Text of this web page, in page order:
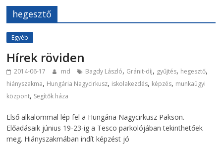
hegesztő
Egyéb
Hírek röviden
2014-06-17 md Bagdy László, Gránit-díj, gyűjtés, hegesztő,
hiányszakma, Hungária Nagycirkusz, iskolakezdés, képzés, munkaügyi
központ, Segítők háza
Első alkalommal lép fel a Hungária Nagycirkusz Pakson.
Előadásaik június 19-23-ig a Tesco parkolójában tekinthetőek
meg. Hiányszakmában indít képzést jó